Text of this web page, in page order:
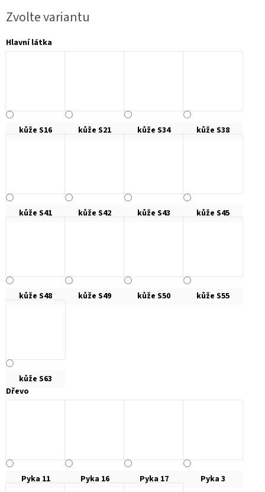
cena:
Zvolte variantu
Hlavní látka
kůže S16 kůže S21 kůže S34 kůže S38
kůže S41 kůže S42 kůže S43 kůže S45
kůže S48 kůže S49 kůže S50 kůže S55
kůže S63
Dřevo
Pyka 11 Pyka 16 Pyka 17 Pyka 3